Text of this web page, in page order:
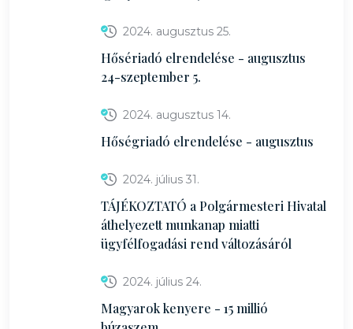
2024. augusztus 25.
Hősériadó elrendelése - augusztus
24-szeptember 5.
2024. augusztus 14.
Hőségriadó elrendelése - augusztus
2024. július 31.
TÁJÉKOZTATÓ a Polgármesteri Hivatal
áthelyezett munkanap miatti
ügyfélfogadási rend változásáról
2024. július 24.
Magyarok kenyere - 15 millió